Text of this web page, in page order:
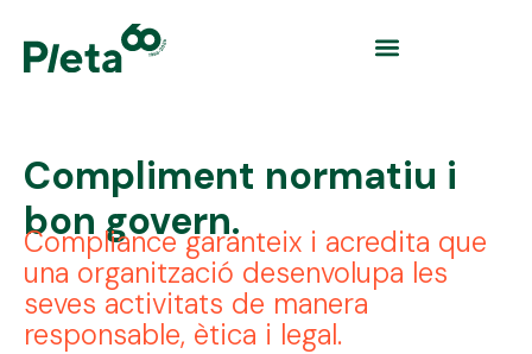
Compliment normatiu i
bon govern.
Compliance garanteix i acredita que
una organització desenvolupa les
seves activitats de manera
responsable, ètica i legal.